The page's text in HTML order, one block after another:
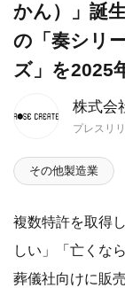
株式会
プレスリ
かん）」誕
の「奏シリ
ズ」を2025
その他製造業
複数特許を取得
しい」「亡くな
葬儀社向けに販